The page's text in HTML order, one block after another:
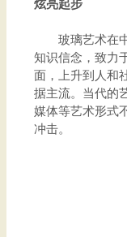
炫亮起步
玻璃艺术在中
知识信念，致力
面，上升到人和
据主流。当代的
媒体等艺术形式
冲击。